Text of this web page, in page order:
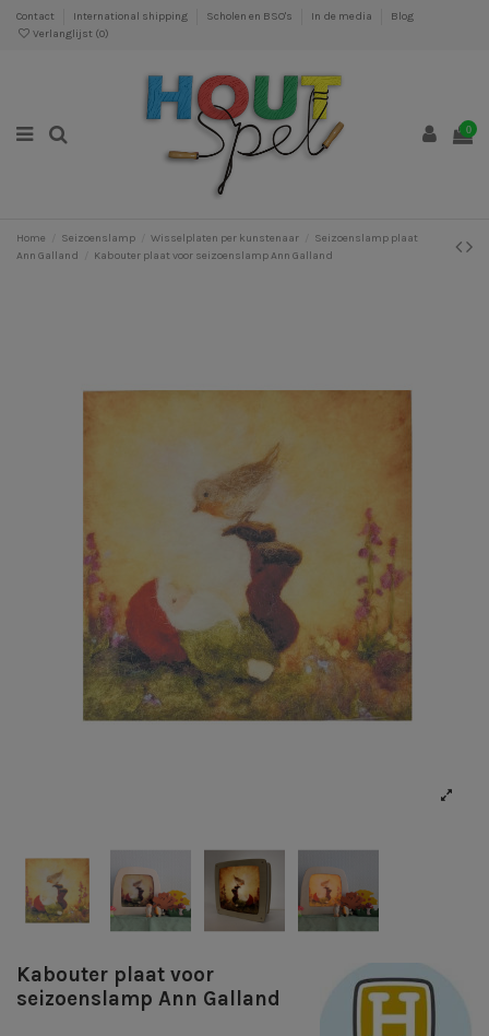
Contact International shipping Scholen en BSO's In de media
Blog
Verlanglijst (0)
0
Home Seizoenslamp Wisselplaten per kunstenaar
Seizoenslamp plaat
Ann Galland
Kabouter plaat voor seizoenslamp Ann Galland
Kabouter plaat voor
seizoenslamp Ann Galland